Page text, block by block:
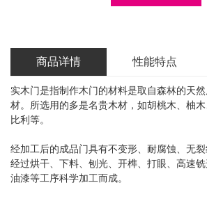
商品详情 性能特点
实木门是指制作木门的材料是取自森林的天
材。所选用的多是名贵木材，如胡桃木、柚
比利等。
经加工后的成品门具有不变形、耐腐蚀、无
经过烘干、下料、刨光、开榫、打眼、高速
油漆等工序科学加工而成。